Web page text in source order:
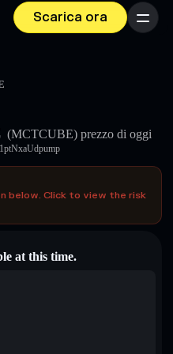
Scarica ora Menu
(MCTCUBE) prezzo di oggi
below. Click to view the risk
at this time.